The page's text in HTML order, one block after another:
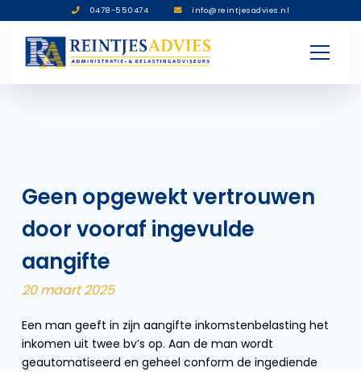
0478-550474 info@reintjesadvies.nl
Geen opgewekt vertrouwen
door vooraf ingevulde
aangifte
20 maart 2025
Een man geeft in zijn aangifte inkomstenbelasting het
inkomen uit twee bv’s op. Aan de man wordt
geautomatiseerd en geheel conform de ingediende